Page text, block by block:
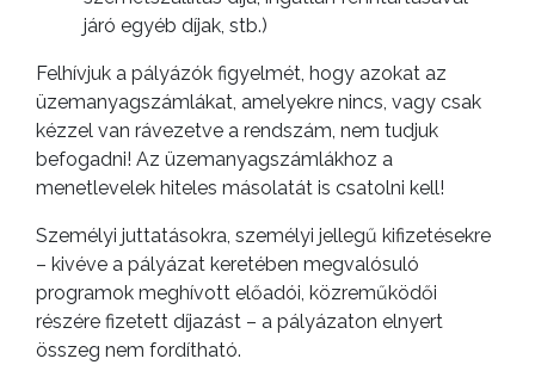
VÁROSHÁZA
AZ
ÖNKORMÁNYZAT
járó egyéb díjak, stb.)
Felhívjuk a pályázók figyelmét, hogy azokat az
üzemanyagszámlákat, amelyekre nincs, vagy csak
kézzel van rávezetve a rendszám, nem tudjuk
befogadni! Az üzemanyagszámlákhoz a
menetlevelek hiteles másolatát is csatolni kell!
Személyi juttatásokra, személyi jellegű kifizetésekre
– kivéve a pályázat keretében megvalósuló
programok meghívott előadói, közreműködői
részére fizetett díjazást – a pályázaton elnyert
összeg nem fordítható.